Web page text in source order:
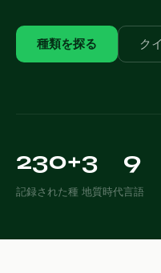
種類を探る ク
230+
記録された種
3
地質時代
9
言語